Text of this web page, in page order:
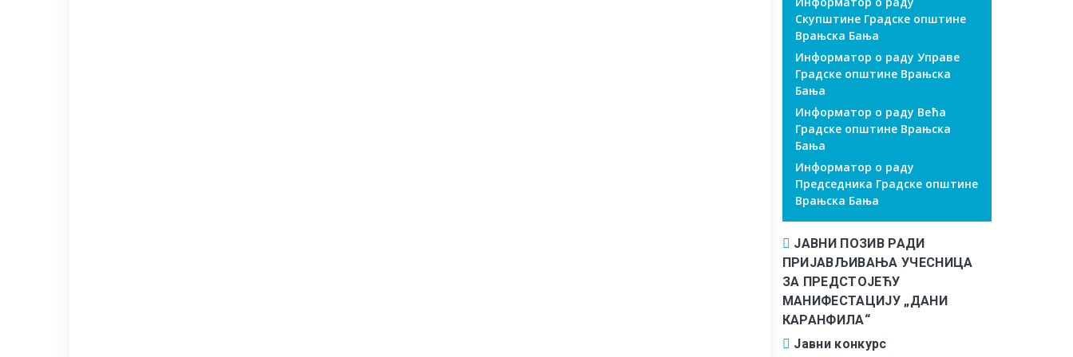
Скупштине Градске општине
Врањска Бања
Информатор о раду Управе
Градске општине Врањска
Бања
Информатор о раду Већа
Градске општине Врањска
Бања
Информатор о раду
Председника Градске општине
Врањска Бања
ЈАВНИ ПОЗИВ РАДИ
ПРИЈАВЉИВАЊА УЧЕСНИЦА
ЗА ПРЕДСТОЈЕЋУ
МАНИФЕСТАЦИЈУ „ДАНИ
КАРАНФИЛА“
Јавни конкурс